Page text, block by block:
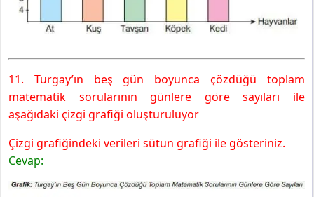
11. Turgay’ın beş gün boyunca çözdüğü toplam
matematik sorularının günlere göre sayıları ile
aşağıdaki çizgi grafiği oluşturuluyor
Çizgi grafiğindeki verileri sütun grafiği ile gösteriniz.
Cevap: